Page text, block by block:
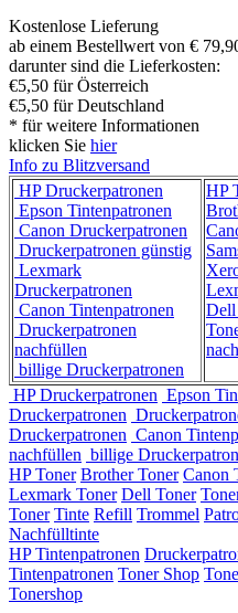
Kostenlose Lieferung
ab einem Bestellwert von €
darunter sind die Lieferkosten:
€5,50 für Österreich
€5,50 für Deutschland
* für weitere Informationen
klicken Sie hier
Info zu Blitzversand
HP Druckerpatronen
Epson Tintenpatronen
Canon Druckerpatronen
Druckerpatronen günstig
Lexmark
Druckerpatronen
Canon Tintenpatronen
Druckerpatronen
nachfüllen
billige Druckerpatronen
HP
Dell
HP Druckerpatronen Epson
Druckerpatronen
Druckerpatronen Canon
nachfüllen billige
HP Toner Brother Toner Canon
Lexmark Toner Dell Toner
Toner Tinte Refill Trommel
Nachfülltinte
HP Tintenpatronen
Tintenpatronen Toner Shop
Tonershop